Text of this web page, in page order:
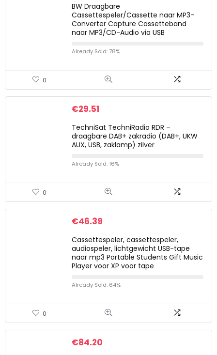
BW Draagbare
Cassettespeler/Cassette naar MP3-
Converter Capture Cassetteband
naar MP3/CD-Audio via USB
Already Sold: 78%
0
€29.51
TechniSat TechniRadio RDR –
draagbare DAB+ zakradio (DAB+, UKW
AUX, USB, zaklamp) zilver
Already Sold: 16%
0
€46.39
Cassettespeler, cassettespeler,
audiospeler, lichtgewicht USB-tape
naar mp3 Portable Students Gift Music
Player voor XP voor tape
Already Sold: 64%
0
€84.20